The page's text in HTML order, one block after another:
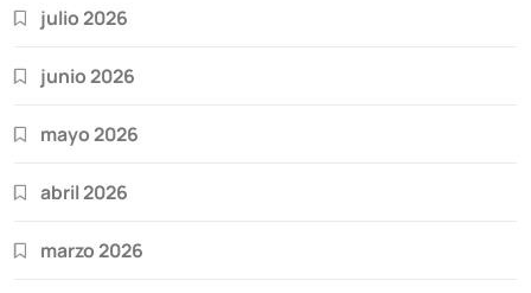
julio 2026
junio 2026
mayo 2026
abril 2026
marzo 2026